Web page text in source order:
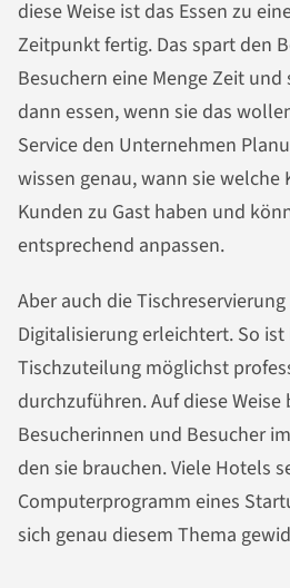
diese Weise ist das Essen zu
Zeitpunkt fertig. Das spart den
Besuchern eine Menge Zeit
dann essen, wenn sie das
Service den Unternehmen
wissen genau, wann sie welche
Kunden zu Gast haben und
entsprechend anpassen.
Aber auch die
Digitalisierung erleichtert. So ist
Tischzuteilung möglichst
durchzuführen. Auf diese
Besucherinnen und Besucher
den sie brauchen. Viele Hotels
Computerprogramm eines
sich genau diesem Thema